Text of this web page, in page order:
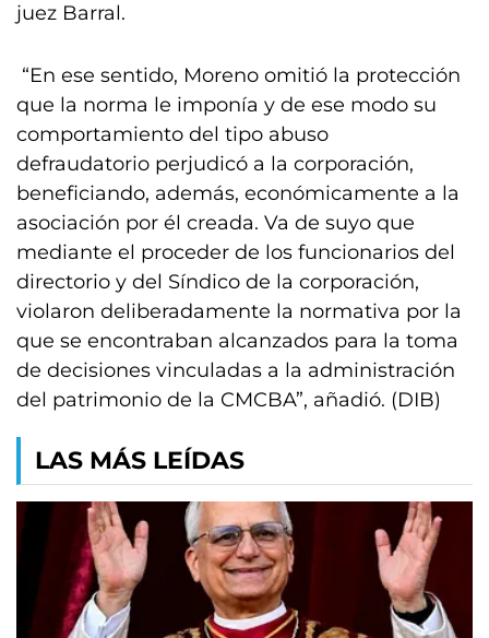
juez Barral.
“En ese sentido, Moreno omitió la protección
que la norma le imponía y de ese modo su
comportamiento ­del tipo abuso
defraudatorio­ perjudicó a la corporación,
beneficiando, además, económicamente a la
asociación por él creada. Va de suyo que
mediante el proceder de los funcionarios del
directorio y del Síndico de la corporación,
violaron deliberadamente la normativa por la
que se encontraban alcanzados para la toma
de decisiones vinculadas a la administración
del patrimonio de la CMCBA”, añadió. (DIB)
LAS MÁS LEÍDAS